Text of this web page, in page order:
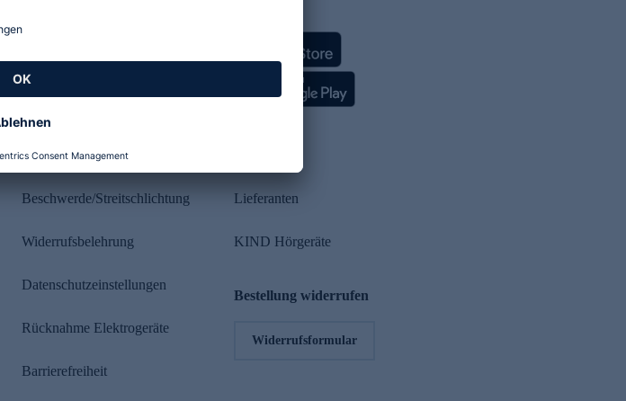
Rechtliches
Beschwerde/Streitschlichtung
Widerrufsbelehrung
Datenschutzeinstellungen
Rücknahme Elektrogeräte
Barrierefreiheit
Lieferanten
KIND Hörgeräte
Bestellung widerrufen
Widerrufsformular